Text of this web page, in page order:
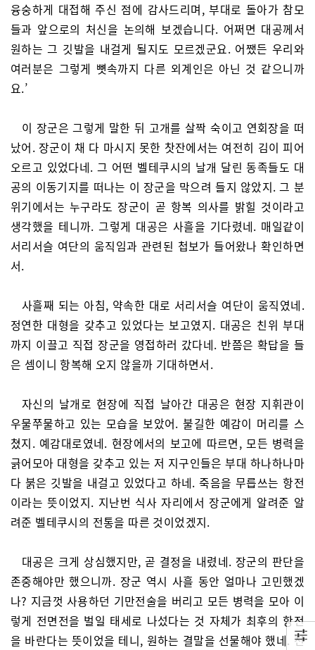
융숭하게 대접해 주신 점에 감사드리며, 부대로 돌아가 참모
들과 앞으로의 처신을 논의해 보겠습니다. 어쩌면 대공께서
원하는 그 깃발을 내걸게 될지도 모르겠군요. 어쨌든 우리와
여러분은 그렇게 뼛속까지 다른 외계인은 아닌 것 같으니까
요.’
이 장군은 그렇게 말한 뒤 고개를 살짝 숙이고 연회장을 떠
났어. 장군이 채 다 마시지 못한 찻잔에서는 여전히 김이 피어
오르고 있었다네. 그 어떤 벨테쿠시의 날개 달린 동족들도 대
공의 이동기지를 떠나는 이 장군을 막으려 들지 않았지. 그 분
위기에서는 누구라도 장군이 곧 항복 의사를 밝힐 것이라고
생각했을 테니까. 그렇게 대공은 사흘을 기다렸네. 매일같이
서리서슬 여단의 움직임과 관련된 첩보가 들어왔나 확인하면
서.
사흘째 되는 아침, 약속한 대로 서리서슬 여단이 움직였네.
정연한 대형을 갖추고 있었다는 보고였지. 대공은 친위 부대
까지 이끌고 직접 장군을 영접하러 갔다네. 반쯤은 확답을 들
은 셈이니 항복해 오지 않을까 기대하면서.
자신의 날개로 현장에 직접 날아간 대공은 현장 지휘관이
우물쭈물하고 있는 모습을 보았어. 불길한 예감이 머리를 스
쳤지. 예감대로였네. 현장에서의 보고에 따르면, 모든 병력을
긁어모아 대형을 갖추고 있는 저 지구인들은 부대 하나하나마
다 붉은 깃발을 내걸고 있었다고 하네. 죽음을 무릅쓰는 항전
이라는 뜻이었지. 지난번 식사 자리에서 장군에게 알려준 알
려준 벨테쿠시의 전통을 따른 것이었겠지.
대공은 크게 상심했지만, 곧 결정을 내렸네. 장군의 판단을
존중해야만 했으니까. 장군 역시 사흘 동안 얼마나 고민했겠
나? 지금껏 사용하던 기만전술을 버리고 모든 병력을 모아 이
렇게 전면전을 벌일 태세로 나섰다는 것 자체가 최후의 항전
을 바란다는 뜻이었을 테니, 원하는 결말을 선물해야 했네. 전